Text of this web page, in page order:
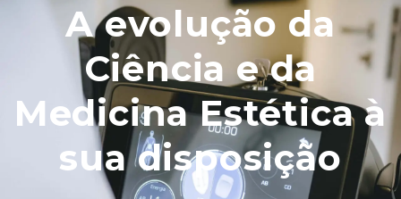
A evolução da
Ciência e da
Medicina Estética à
sua disposição